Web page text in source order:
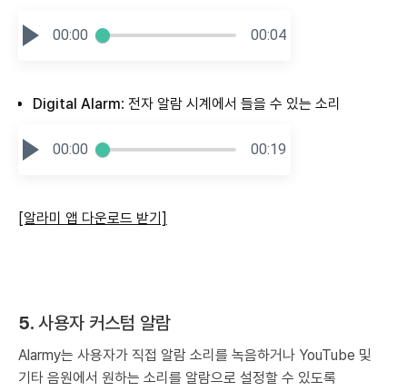
00:00 00:04
Digital Alarm: 전자 알람 시계에서 들을 수 있는 소리
00:00 00:19
[알라미 앱 다운로드 받기]
5. 사용자 커스텀 알람
Alarmy는 사용자가 직접 알람 소리를 녹음하거나 YouTube 및
기타 음원에서 원하는 소리를 알람으로 설정할 수 있도록